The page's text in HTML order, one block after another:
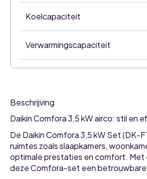
Koelcapaciteit
Verwarmingscapaciteit
Beschrijving
Daikin Comfora 3,5 kW airco: stil en
De Daikin Comfora 3,5 kW Set
ruimtes zoals slaapkamers,
optimale prestaties en comfort. Met
deze Comfora-set een